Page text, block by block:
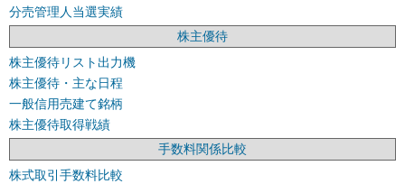
分売管理人当選実績
株主優待
株主優待リスト出力機
株主優待・主な日程
一般信用売建て銘柄
株主優待取得戦績
手数料関係比較
株式取引手数料比較